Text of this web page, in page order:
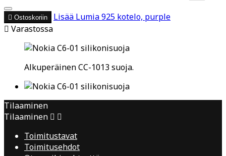
 Ostoskoriin Lisää Lumia 925 kotelo, purple
 Varastossa
Alkuperäinen CC-1013 suoja.
Tilaaminen
Tilaaminen  
Toimitustavat
Toimitusehdot